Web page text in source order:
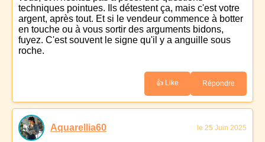
techniques pointues. Ils détestent ça, mais c'est votre
argent, après tout. Et si le vendeur commence à botter
en touche ou à vous sortir des arguments bidons,
fuyez. C'est souvent le signe qu'il y a anguille sous
roche.
👍 Like Répondre
Aquarellia60 le 25 Juin 2025